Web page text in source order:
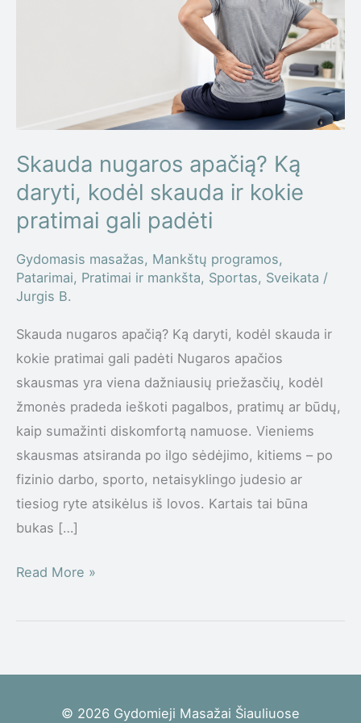
Skauda nugaros apačią? Ką
daryti, kodėl skauda ir kokie
pratimai gali padėti
Gydomasis masažas, Mankštų programos,
Patarimai, Pratimai ir mankšta, Sportas, Sveikata /
Jurgis B.
Skauda nugaros apačią? Ką daryti, kodėl skauda ir
kokie pratimai gali padėti Nugaros apačios
skausmas yra viena dažniausių priežasčių, kodėl
žmonės pradeda ieškoti pagalbos, pratimų ar būdų,
kaip sumažinti diskomfortą namuose. Vieniems
skausmas atsiranda po ilgo sėdėjimo, kitiems – po
fizinio darbo, sporto, netaisyklingo judesio ar
tiesiog ryte atsikėlus iš lovos. Kartais tai būna
bukas […]
pratimai
gali
padėti
Read More »
© 2026 Gydomieji Masažai Šiauliuose